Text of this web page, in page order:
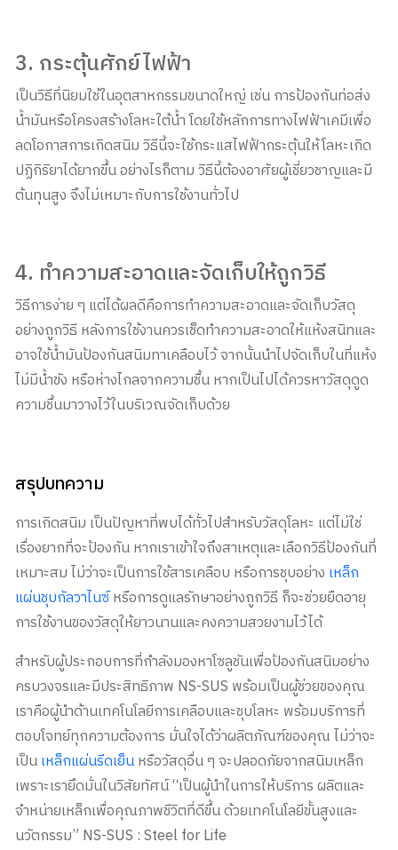
3. กระตุ้นศักย์ไฟฟ้า
เป็นวิธีที่นิยมใช้ในอุตสาหกรรมขนาดใหญ่ เช่น การป้องกันท่อส่ง
น้ำมันหรือโครงสร้างโลหะใต้น้ำ โดยใช้หลักการทางไฟฟ้าเคมีเพื่อ
ลดโอกาสการเกิดสนิม วิธีนี้จะใช้กระแสไฟฟ้ากระตุ้นให้โลหะเกิด
ปฏิกิริยาได้ยากขึ้น อย่างไรก็ตาม วิธีนี้ต้องอาศัยผู้เชี่ยวชาญและมี
ต้นทุนสูง จึงไม่เหมาะกับการใช้งานทั่วไป
4. ทำความสะอาดและจัดเก็บให้ถูกวิธี
วิธีการง่าย ๆ แต่ได้ผลดีคือการทำความสะอาดและจัดเก็บวัสดุ
อย่างถูกวิธี หลังการใช้งานควรเช็ดทำความสะอาดให้แห้งสนิทและ
อาจใช้น้ำมันป้องกันสนิมทาเคลือบไว้ จากนั้นนำไปจัดเก็บในที่แห้ง
ไม่มีน้ำขัง หรือห่างไกลจากความชื้น หากเป็นไปได้ควรหาวัสดุดูด
ความชื้นมาวางไว้ในบริเวณจัดเก็บด้วย
สรุปบทความ
การเกิดสนิม เป็นปัญหาที่พบได้ทั่วไปสำหรับวัสดุโลหะ แต่ไม่ใช่
เรื่องยากที่จะป้องกัน หากเราเข้าใจถึงสาเหตุและเลือกวิธีป้องกันที่
เหมาะสม ไม่ว่าจะเป็นการใช้สารเคลือบ หรือการชุบอย่าง เหล็ก
แผ่นชุบกัลวาไนซ์หรือการดูแลรักษาอย่างถูกวิธี ก็จะช่วยยืดอายุ
การใช้งานของวัสดุให้ยาวนานและคงความสวยงามไว้ได้
สำหรับผู้ประกอบการที่กำลังมองหาโซลูชันเพื่อป้องกันสนิมอย่าง
ครบวงจรและมีประสิทธิภาพ NS-SUS พร้อมเป็นผู้ช่วยของคุณ
เราคือผู้นำด้านเทคโนโลยีการเคลือบและชุบโลหะ พร้อมบริการที่
ตอบโจทย์ทุกความต้องการ มั่นใจได้ว่าผลิตภัณฑ์ของคุณ ไม่ว่าจะ
เป็นเหล็กแผ่นรีดเย็นหรือวัสดุอื่น ๆ จะปลอดภัยจากสนิมเหล็ก
เพราะเรายึดมั่นในวิสัยทัศน์ “เป็นผู้นำในการให้บริการ ผลิตและ
จำหน่ายเหล็กเพื่อคุณภาพชีวิตที่ดีขึ้น ด้วยเทคโนโลยีขั้นสูงและ
นวัตกรรม” NS-SUS : Steel for Life